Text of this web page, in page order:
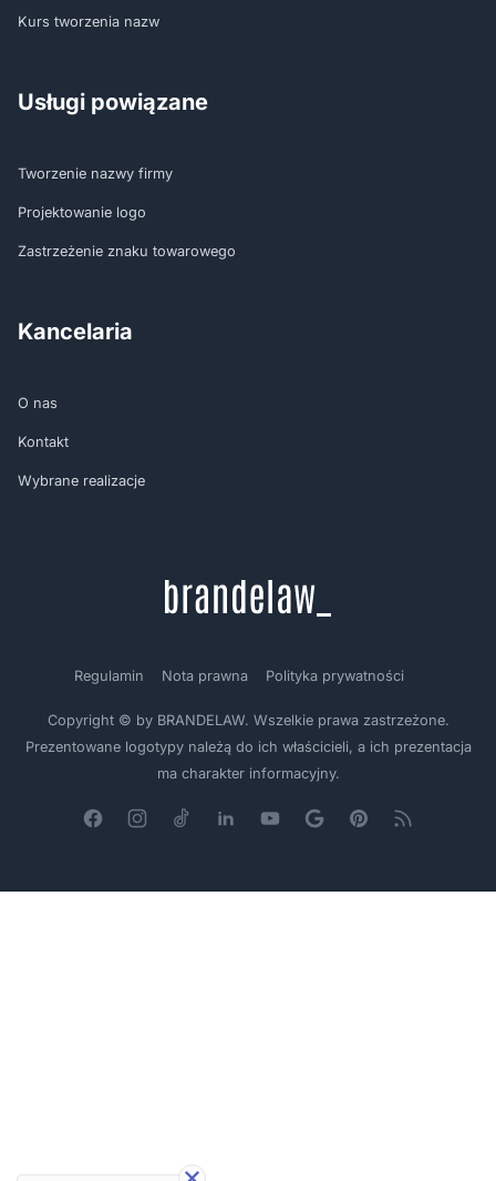
Kurs tworzenia nazw
Usługi powiązane
Tworzenie nazwy firmy
Projektowanie logo
Zastrzeżenie znaku towarowego
Kancelaria
O nas
Kontakt
Wybrane realizacje
Regulamin Nota prawna Polityka prywatności
Copyright © by BRANDELAW. Wszelkie prawa zastrzeżone.
Prezentowane logotypy należą do ich właścicieli, a ich prezentacja
ma charakter informacyjny.